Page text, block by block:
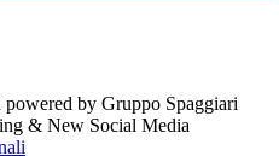
by Gruppo Spaggiari
& New Social Media